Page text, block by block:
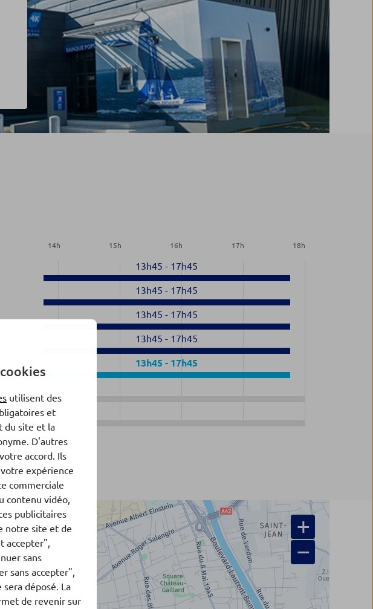
14h 15h 16h 17h 18h
13h45 - 17h45
13h45 - 17h45
13h45 - 17h45
13h45 - 17h45
13h45 - 17h45
+
−
utilisent des
et
du site et la
D'autres
accord. Ils
expérience
commerciale
contenu vidéo,
publicitaires
notre site et de
accepter",
sans
sans accepter",
déposé. La
de revenir sur